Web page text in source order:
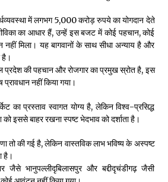
में लगभग 5,000 करोड़ रुपये का योगदान देते
का आधार हैं, उन्हें इस बजट में कोई पहचान, कोई
नहीं मिला। यह बागवानों के साथ सीधा अन्याय है और
है।
प्रदेश की पहचान और रोजगार का प्रमुख स्रोत है, इस
नहीं किया गया।
का प्रस्ताव स्वागत योग्य है, लेकिन विश्व-प्रसिद्ध
को इससे बाहर रखना स्पष्ट भेदभाव को दर्शाता है।
तो की गई है, लेकिन वास्तविक लाभ भविष्य के अस्पष्ट
है।
जैसे भानुपल्लीदृबिलासपुर और बद्दीदृचंडीगढ़ जैसी